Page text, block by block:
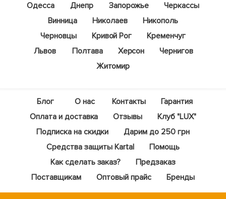
Одесса
Днепр Запорожье
Черкассы
Винница
Николаев
Никополь
Черновцы
Кривой Рог
Кременчуг
Львов
Полтава Херсон
Чернигов
Житомир
Блог О нас Контакты
Гарантия
Оплата и доставка
Отзывы
Клуб "LUX"
Подписка на скидки
Дарим до 250 грн
Средства защиты Kartal
Помощь
Как сделать заказ?
Предзаказ
Поставщикам
Оптовый прайс Бренды